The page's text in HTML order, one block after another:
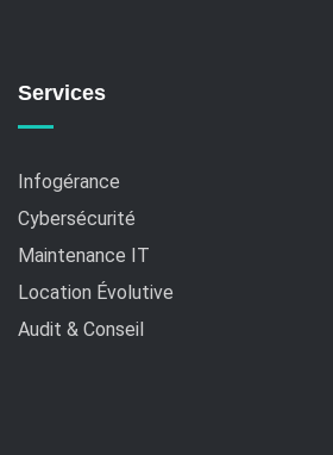
Services
Infogérance
Cybersécurité
Maintenance IT
Location Évolutive
Audit & Conseil